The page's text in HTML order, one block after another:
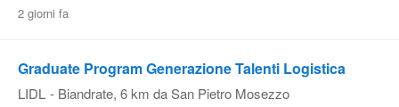
2 giorni fa
Graduate Program Generazione Talenti Logistica
LIDL - Biandrate, 6 km da San Pietro Mosezzo